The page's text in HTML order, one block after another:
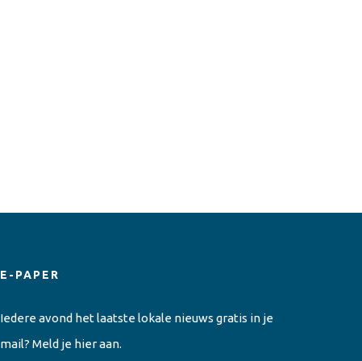
E-PAPER
Iedere avond het laatste lokale nieuws gratis in je
mail? Meld je hier aan.